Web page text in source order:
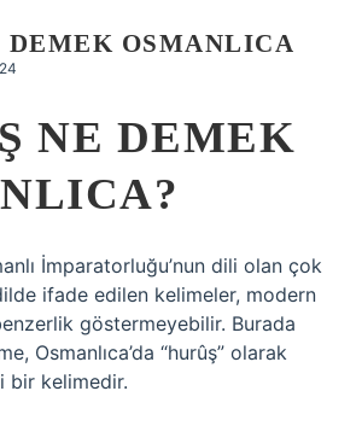
DEMEK OSMANLICA
NE DEMEK
İmparatorluğu’nun dili olan çok
ifade edilen kelimeler, modern
göstermeyebilir. Burada
Osmanlıca’da “hurûş” olarak
bir kelimedir.